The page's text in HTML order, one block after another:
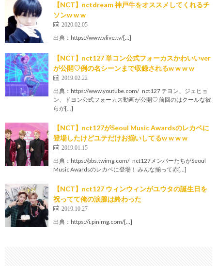
【NCT】nctdream 神戸牛をオススメしてくれるチ
ソンw w w
2020.02.05
出典：https://www.vlive.tv/[…]
【NCT】nct127 単コン公式フォーカスかわいいver
が公開♡例の名シーンまで収録されるw w w w
2019.02.22
出典：https://www.youtube.com/ nct127 テヨン、ジェヒョ
ン、ドヨン公式フォーカス動画が公開♡ 前回のはクールな彼
らが[…]
【NCT】nct127がSeoul Music Awardsのレカペに
登場したけどユテだけお揃いしてるw w w w
2019.01.15
出典：https://pbs.twimg.com/ nct127メンバーたちがSeoul
Music Awardsのレカペに登場！ みんな揃って赤[…]
【NCT】nct127 ウィンウィンがユウタの誕生日を
祝ってて俺の涙腺は終わった
2019.10.27
出典：https://i.pinimg.com/[…]